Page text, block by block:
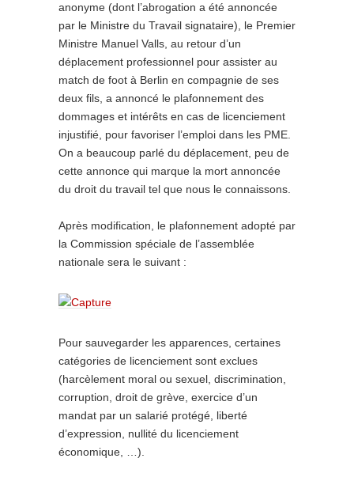
anonyme (dont l’abrogation a été annoncée
par le Ministre du Travail signataire), le Premier
Ministre Manuel Valls, au retour d’un
déplacement professionnel pour assister au
match de foot à Berlin en compagnie de ses
deux fils, a annoncé le plafonnement des
dommages et intérêts en cas de licenciement
injustifié, pour favoriser l’emploi dans les PME.
On a beaucoup parlé du déplacement, peu de
cette annonce qui marque la mort annoncée
du droit du travail tel que nous le connaissons.
Après modification, le plafonnement adopté par
la Commission spéciale de l’assemblée
nationale sera le suivant :
Pour sauvegarder les apparences, certaines
catégories de licenciement sont exclues
(harcèlement moral ou sexuel, discrimination,
corruption, droit de grève, exercice d’un
mandat par un salarié protégé, liberté
d’expression, nullité du licenciement
économique, …).